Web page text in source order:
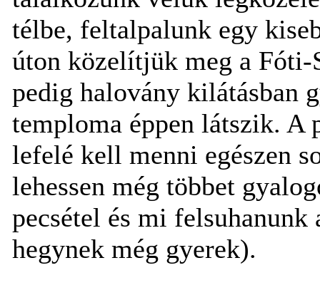
télbe, feltalpalunk egy
úton közelítjük meg a
pedig halovány kilátásban
temploma éppen látszik. A
lefelé kell menni egészen
lehessen még többet
pecsétel és mi
hegynek még gyerek).